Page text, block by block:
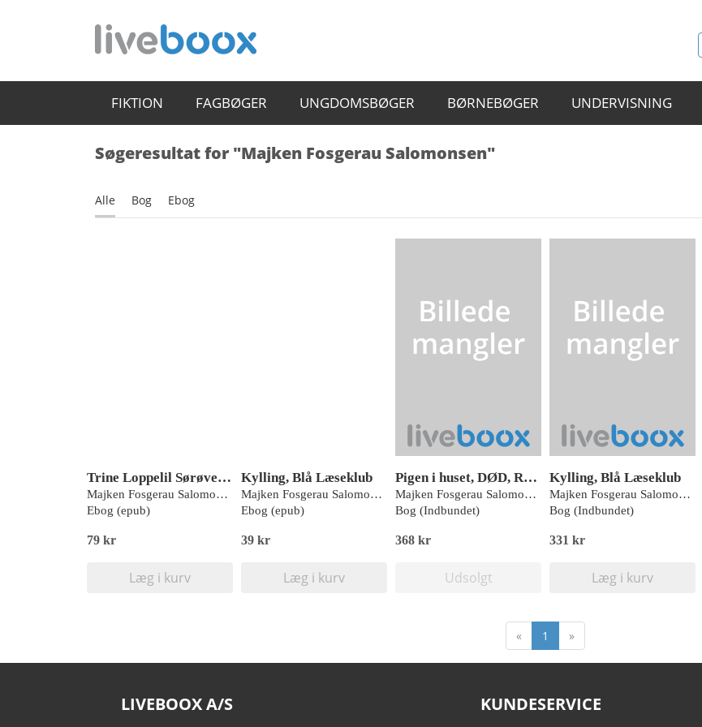
FIKTION FAGBØGER UNGDOMSBØGER BØRNEBØGER UNDERVISNING
Søgeresultat for "Majken Fosgerau Salomonsen"
Alle Bog Ebog
Trine Loppelil Sørøverhjerte 2 - Mystiskøen
Majken Fosgerau Salomonsen
Ebog (epub)
79 kr
Læg i kurv
Kylling, Blå Læseklub
Majken Fosgerau Salomonsen
Ebog (epub)
39 kr
Læg i kurv
Pigen i huset, DØD, Rød Læseklub
Majken Fosgerau Salomonsen
Bog (Indbundet)
368 kr
Udsolgt
Kylling, Blå Læseklub
Majken Fosgerau Salomonsen
Bog (Indbundet)
331 kr
Læg i kurv
« 1 »
LIVEBOOX A/S KUNDESERVICE